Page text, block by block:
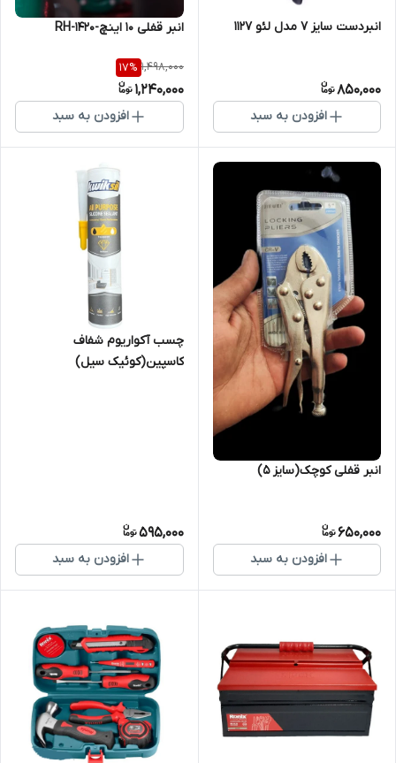
انبردست سایز 7 مدل لئو 1127
850,000
افزودن به سبد
انبر قفلی 10 اینچ-RH-1420
1,498,000
17%
1,240,000
افزودن به سبد
انبر قفلی کوچک(سایز 5)
650,000
افزودن به سبد
چسب آکواریوم شفاف
کاسپین(کوئیک سیل)
595,000
افزودن به سبد